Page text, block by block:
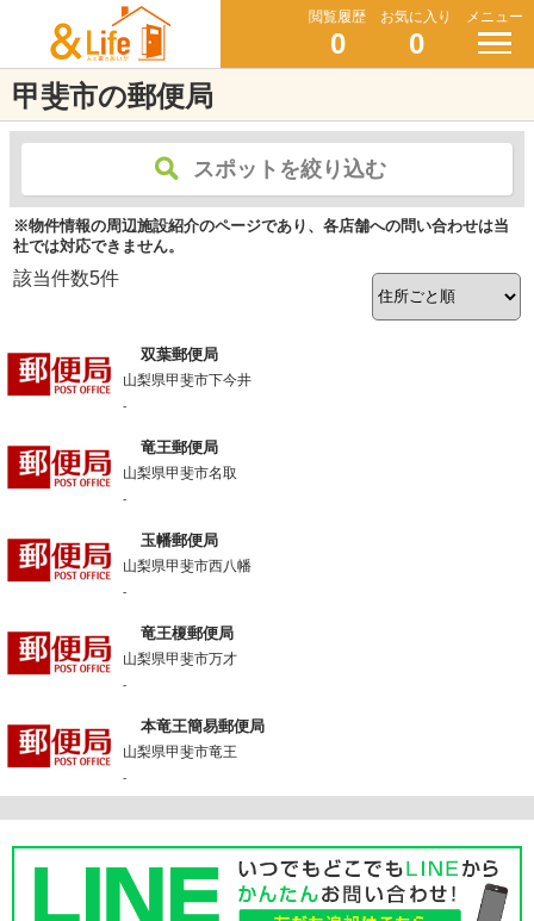
閲覧履歴
0
お気に入り
0
メニュー
甲斐市の郵便局
スポットを絞り込む
※物件情報の周辺施設紹介のページであり、各店舗への問い合わせは当
社では対応できません。
該当件数5件
双葉郵便局
山梨県甲斐市下今井
-
竜王郵便局
山梨県甲斐市名取
-
玉幡郵便局
山梨県甲斐市西八幡
-
竜王榎郵便局
山梨県甲斐市万才
-
本竜王簡易郵便局
山梨県甲斐市竜王
-